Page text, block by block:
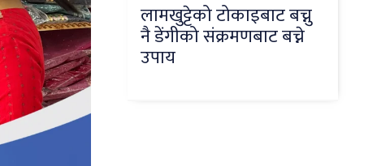
लामखुट्टेको टोकाइबाट बच्नु
नै डेंगीको संक्रमणबाट बच्ने
उपाय